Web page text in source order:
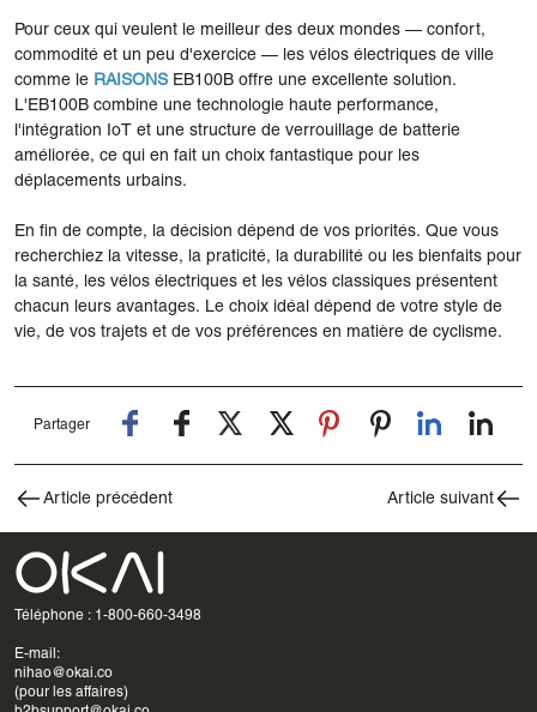
Pour ceux qui veulent le meilleur des deux mondes — confort,
commodité et un peu d'exercice — les vélos électriques de ville
comme le RAISONSEB100B offre une excellente solution.
L'EB100B combine une technologie haute performance,
l'intégration IoT et une structure de verrouillage de batterie
améliorée, ce qui en fait un choix fantastique pour les
déplacements urbains.
En fin de compte, la décision dépend de vos priorités. Que vous
recherchiez la vitesse, la praticité, la durabilité ou les bienfaits pour
la santé, les vélos électriques et les vélos classiques présentent
chacun leurs avantages. Le choix idéal dépend de votre style de
vie, de vos trajets et de vos préférences en matière de cyclisme.
Partager
Article précédent Article suivant
Téléphone : 1-800-660-3498
E-mail:
nihao@okai.co
(pour les affaires)